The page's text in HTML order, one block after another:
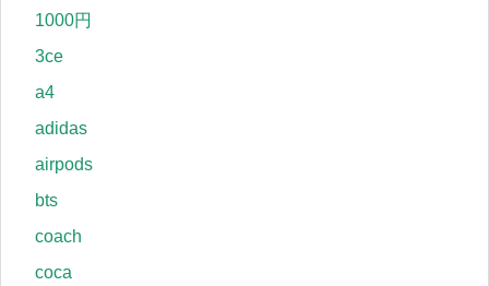
1000円
3ce
a4
adidas
airpods
bts
coach
coca